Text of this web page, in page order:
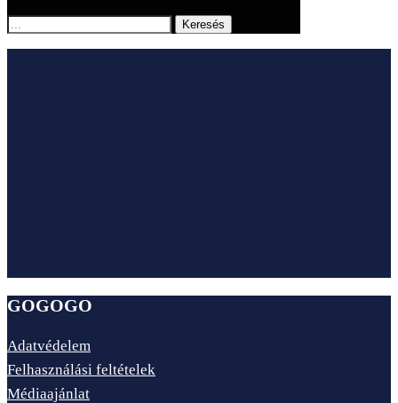
Keresés
GOGOGO
Adatvédelem
Felhasználási feltételek
Médiaajánlat